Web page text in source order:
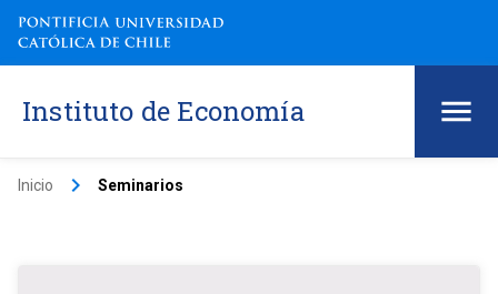
Instituto de Economía
Inicio keyboard_arrow_right Seminarios